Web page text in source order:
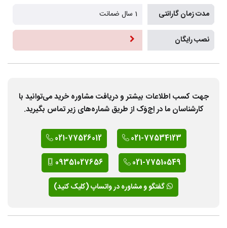
مدت زمان گارانتی 1 سال ضمانت
نصب رایگان
جهت کسب اطلاعات بیشتر و دریافت مشاوره خرید می‌توانید با
کارشناسان ما در اِچ‌وَک از طریق شماره‌های زیر تماس بگیرید.
021-77534123
021-77526012
021-77510549
09351027656
گفتگو و مشاوره در واتساپ (کلیک کنید)